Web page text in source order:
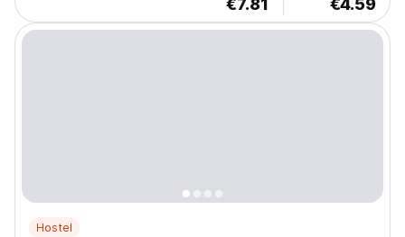
€7.81 €4.59
Hostel